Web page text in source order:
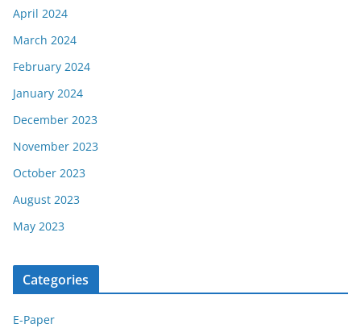
April 2024
March 2024
February 2024
January 2024
December 2023
November 2023
October 2023
August 2023
May 2023
Categories
E-Paper